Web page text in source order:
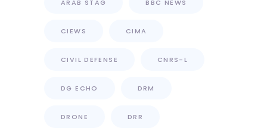
ARAB STAG BBC NEWS
CIEWS CIMA
CIVIL DEFENSE CNRS-L
DG ECHO DRM
DRONE DRR